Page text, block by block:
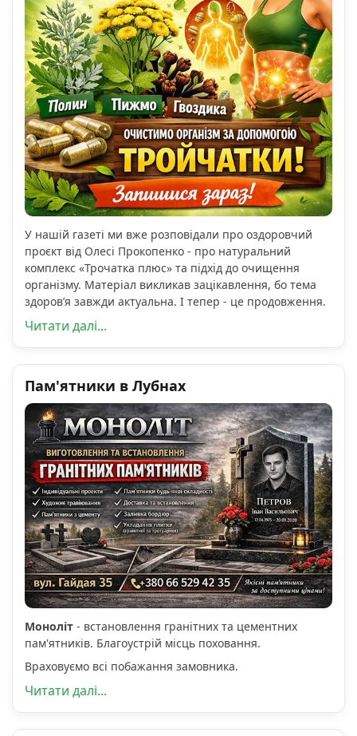
У нашій газеті ми вже розповідали про оздоровчий
проєкт від Олесі Прокопенко - про натуральний
комплекс «Трочатка плюс» та підхід до очищення
організму. Матеріал викликав зацікавлення, бо тема
здоров’я завжди актуальна. І тепер - це продовження.
Читати далі...
Пам'ятники в Лубнах
Моноліт - встановлення гранітних та цементних
пам'ятників. Благоустрій місць поховання.
Враховуємо всі побажання замовника.
Читати далі...